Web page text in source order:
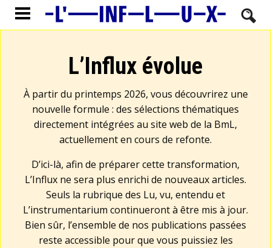
L’Influx évolue
À partir du printemps 2026, vous découvrirez une
nouvelle formule : des sélections thématiques
directement intégrées au site web de la BmL,
actuellement en cours de refonte.
D’ici-là, afin de préparer cette transformation,
L’Influx ne sera plus enrichi de nouveaux articles.
Seuls la rubrique des Lu, vu, entendu et
L’instrumentarium continueront à être mis à jour.
Bien sûr, l’ensemble de nos publications passées
reste accessible pour que vous puissiez les